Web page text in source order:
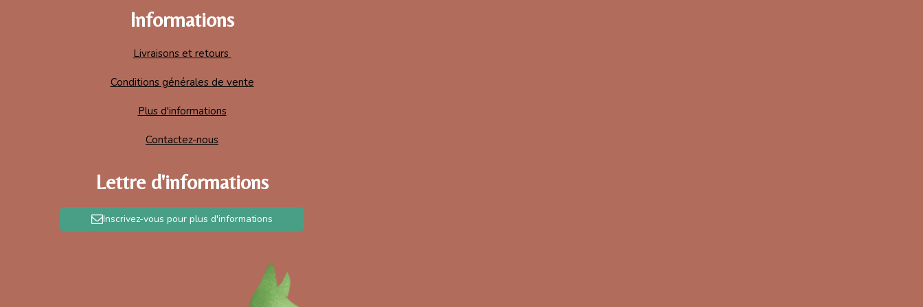
Informations
Livraisons et retours
Conditions générales de vente
Plus d'informations
Contactez-nous
Lettre d'informations
Inscrivez-vous pour plus d'informations